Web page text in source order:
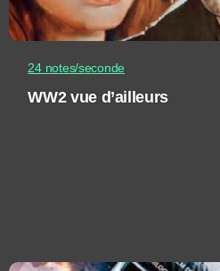
24 notes/seconde
WW2 vue d’ailleurs